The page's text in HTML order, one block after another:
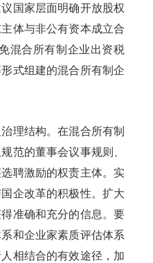
国家层面明确开放股权
体与非公有资本成立合
混合所有制企业出资税
式组建的混合所有制企
理结构。在混合所有制
范的董事会议事规则、
聘激励的权责主体。实
企改革的积极性。扩大
准确和充分的信息。要
和企业家素质评估体系
相结合的有效途径，加